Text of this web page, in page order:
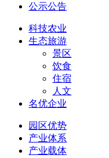
公示公告
科技农业
生态旅游
景区
饮食
住宿
人文
名优企业
园区优势
产业体系
产业载体